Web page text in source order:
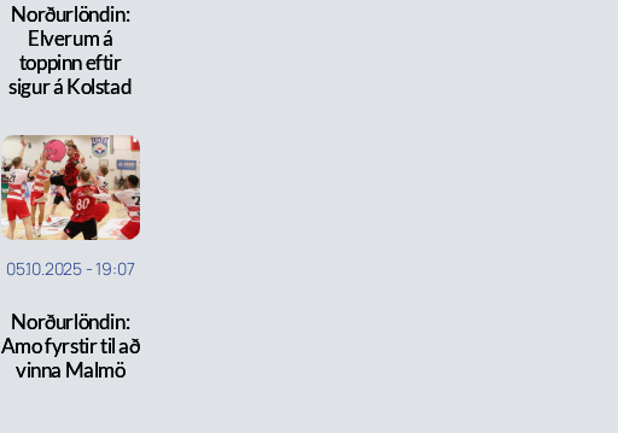
Norðurlöndin:
Elverum á
toppinn eftir
sigur á Kolstad
05.10.2025 -19:07
Norðurlöndin:
Amo fyrstir til að
vinna Malmö